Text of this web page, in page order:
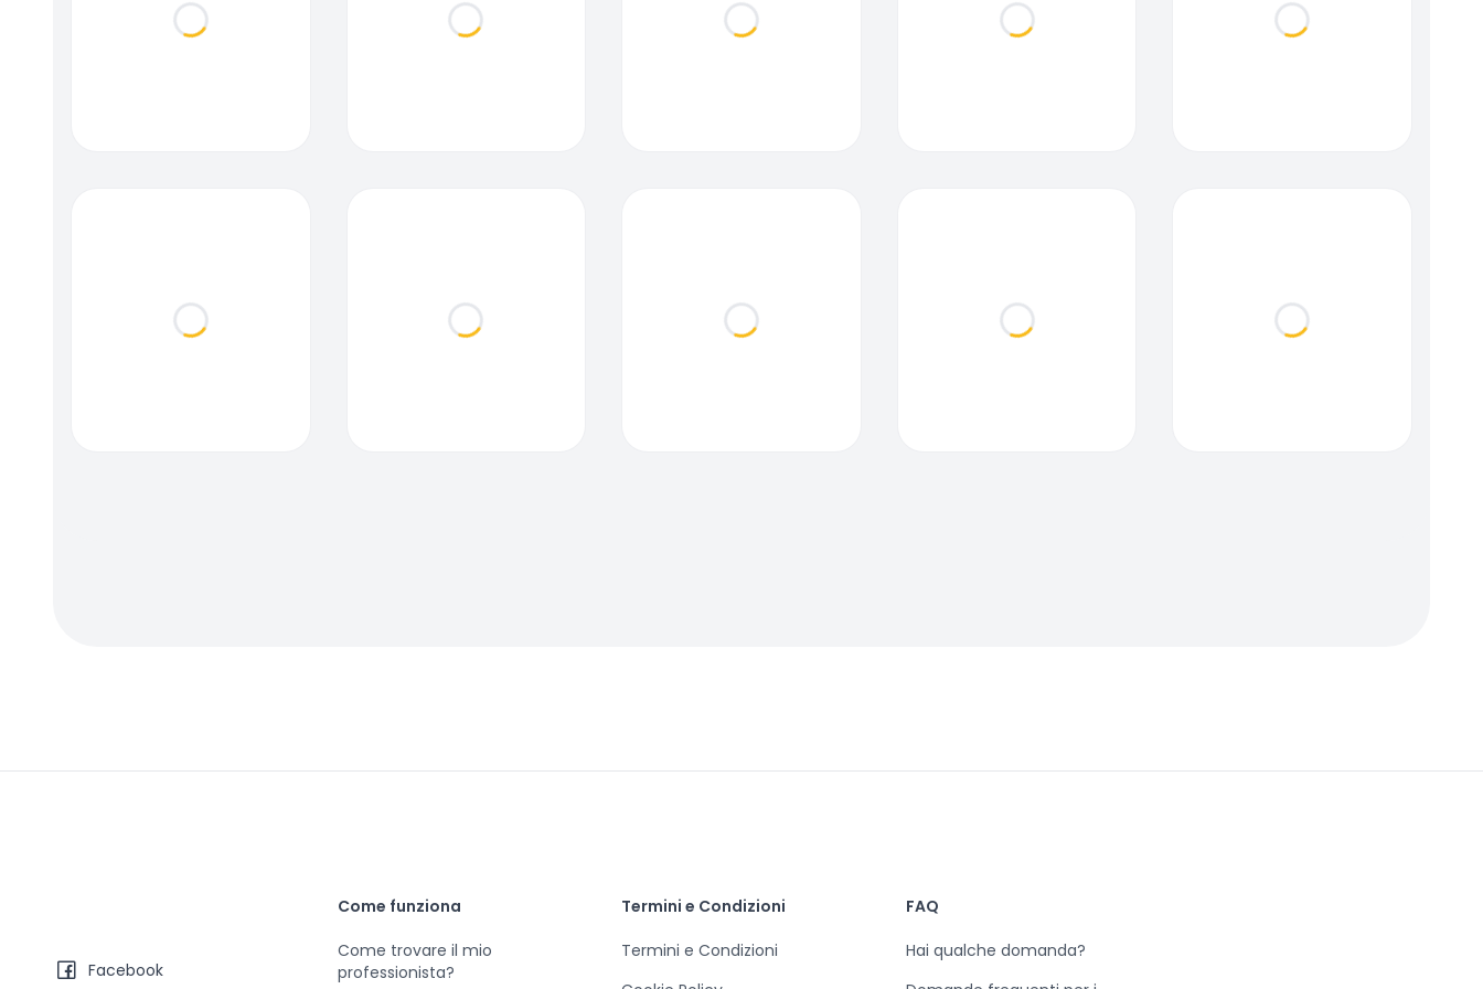
Loading... Loading... Loading... Loading... Loading...
Loading... Loading... Loading... Loading... Loading...
Facebook
Come funziona
Come trovare il mio
professionista?
Termini e Condizioni
Termini e Condizioni
FAQ
Hai qualche domanda?